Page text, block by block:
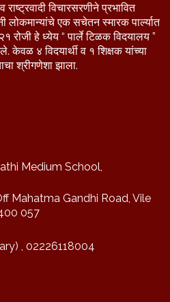
विचारसरणीने प्रभावित
लोकमान्यांचे एक सचेतन स्मारक पार्ल्यात
रोजी हे ध्येय “ पार्ले टिळक विदयालय ”
केवळ ४ विदयार्थी व १ शिक्षक यांच्या
श्रीगणेशा झाला.
Medium School,
Mahatma Gandhi Road, Vile
057
, 02226118004